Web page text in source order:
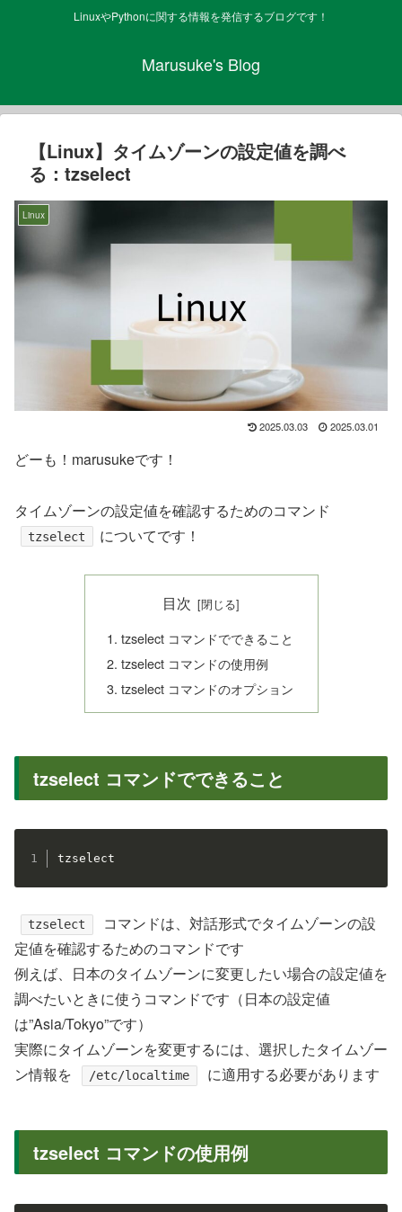
LinuxやPythonに関する情報を発信するブログです！
Marusuke's Blog
【Linux】タイムゾーンの設定値を調べ
る：tzselect
Linux
2025.03.03 2025.03.01
どーも！marusukeです！
タイムゾーンの設定値を確認するためのコマンド
tzselect についてです！
目次
tzselect コマンドでできること
tzselect コマンドの使用例
tzselect コマンドのオプション
tzselect コマンドでできること
tzselect
tzselect
コマンドは、対話形式でタイムゾーンの設
定値を確認するためのコマンドです
例えば、日本のタイムゾーンに変更したい場合の設定値を
調べたいときに使うコマンドです（日本の設定値
は”Asia/Tokyo”です）
実際にタイムゾーンを変更するには、選択したタイムゾー
ン情報を
/etc/localtime に適用する必要があります
tzselect コマンドの使用例